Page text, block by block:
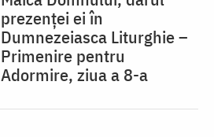
prezenței ei în
Dumnezeiasca Liturghie –
Primenire pentru
Adormire, ziua a 8-a